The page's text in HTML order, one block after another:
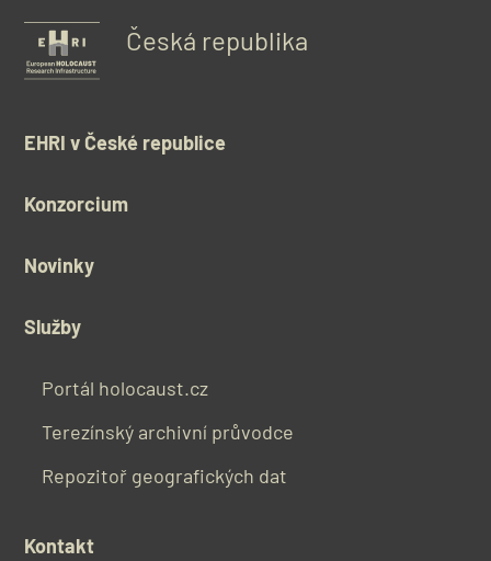
Česká republika
EHRI v České republice
Konzorcium
Novinky
Služby
Portál holocaust.cz
Terezínský archivní průvodce
Repozitoř geografických dat
Kontakt